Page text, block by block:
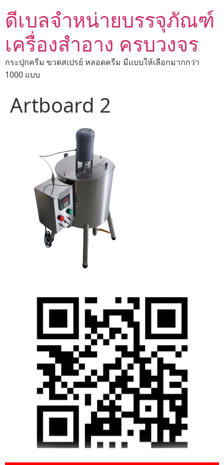
ดีเบลจำหน่ายบรรจุภัณฑ์
เครื่องสำอาง ครบวงจร
กระปุกครีม ขวดสเปรย์ หลอดครีม มีแบบให้เลือกมากกว่า
1000 แบบ
Artboard 2